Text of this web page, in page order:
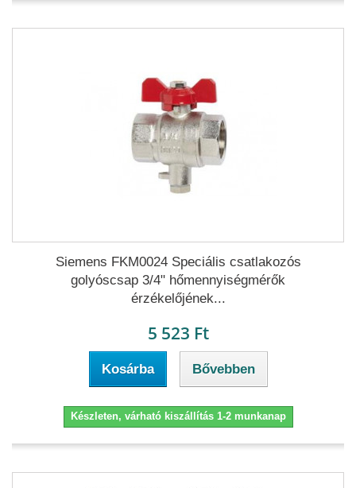
Siemens FKM0024 Speciális csatlakozós
golyóscsap 3/4" hőmennyiségmérők
érzékelőjének...
5 523 Ft
Kosárba Bővebben
Készleten, várható kiszállítás 1-2 munkanap